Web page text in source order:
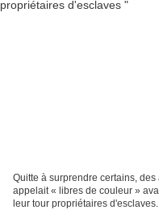
Quitte à surprendre certains,
appelait « libres de couleur »
leur tour propriétaires